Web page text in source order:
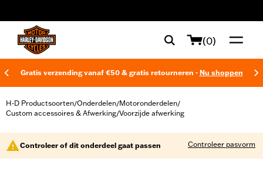
(0)
Gratis verzending vanaf €50 & gratis retourneren - Nu shoppen
H-D Productsoorten/Onderdelen/Motoronderdelen/
Custom accessoires & Afwerking/Voorzijde afwerking
Controleer of dit onderdeel gaat passen Controleer pasvorm